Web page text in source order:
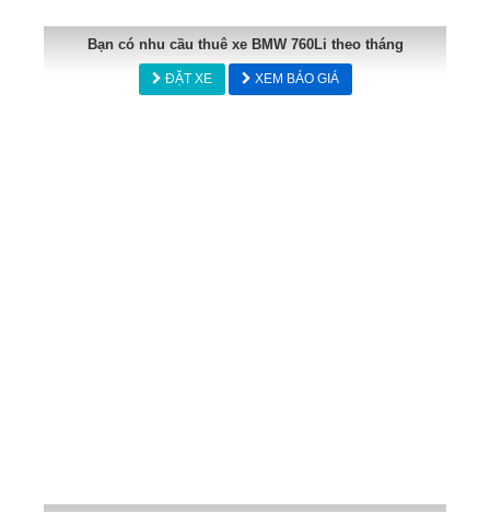
Bạn có nhu cầu thuê xe BMW 760Li theo tháng
ĐẶT XE XEM BÁO GIÁ